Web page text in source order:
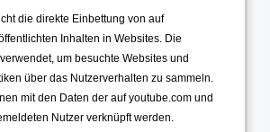
die direkte Einbettung von auf
Inhalten in Websites. Die
um besuchte Websites und
über das Nutzerverhalten zu sammeln.
mit den Daten der auf youtube.com und
Nutzer verknüpft werden.